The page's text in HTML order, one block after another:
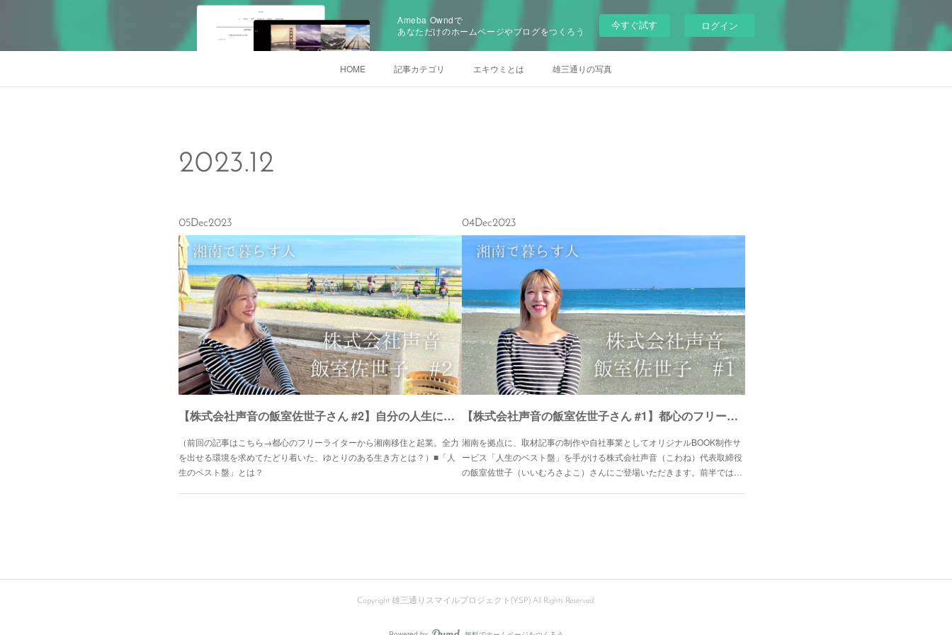
Ameba Owndで
あなただけのホームページやブログをつくろう
今すぐ試す ログイン
HOME 記事カテゴリ エキウミとは 雄三通りの写真
2023.12
05Dec2023
【株式会社声音の飯室佐世子さん #2】自分の人生に感動し、大切な人に声を遺してほしい。オリジナルBOOK制作サービス『人生のベスト盤』に込めた思い。
（前回の記事はこちら→都心のフリーライターから湘南移住と起業。全力
を出せる環境を求めてたどり着いた、ゆとりのある生き方とは？）■「人
生のベスト盤」とは？
04Dec2023
【株式会社声音の飯室佐世子さん #1】都心のフリーライターから湘南移住と起業。全力を出せる環境を求めてたどり着いた、ゆとりのある生き方とは？
湘南を拠点に、取材記事の制作や自社事業としてオリジナルBOOK制作サ
ービス「人生のベスト盤」を手がける株式会社声音（こわね）代表取締役
の飯室佐世子（いいむろさよこ）さんにご登場いただきます。前半では…
Copyright 雄三通りスマイルプロジェクト(YSP) All Rights Reserved.